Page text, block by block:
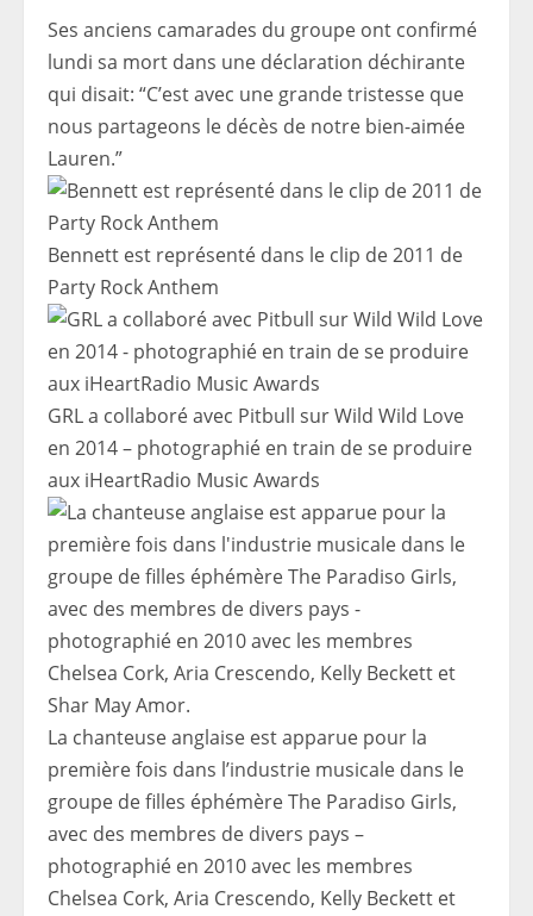
Ses anciens camarades du groupe ont confirmé
lundi sa mort dans une déclaration déchirante
qui disait: “C’est avec une grande tristesse que
nous partageons le décès de notre bien-aimée
Lauren.”
Bennett est représenté dans le clip de 2011 de
Party Rock Anthem
GRL a collaboré avec Pitbull sur Wild Wild Love
en 2014 – photographié en train de se produire
aux iHeartRadio Music Awards
La chanteuse anglaise est apparue pour la
première fois dans l’industrie musicale dans le
groupe de filles éphémère The Paradiso Girls,
avec des membres de divers pays –
photographié en 2010 avec les membres
Chelsea Cork, Aria Crescendo, Kelly Beckett et